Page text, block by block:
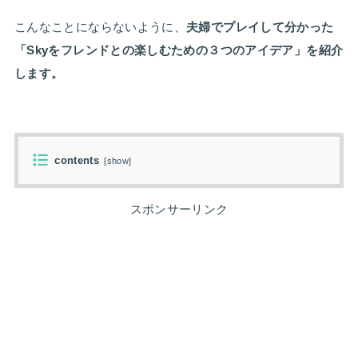
こんなことにならないように、 夫婦でプレイして分かった
「Skyをフレンドとの楽しむための３つのアイデア」を紹介
します。
contents [show]
スポンサーリンク